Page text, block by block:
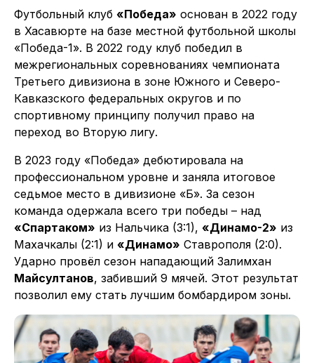
Футбольный клуб «Победа» основан в 2022 году
в Хасавюрте на базе местной футбольной школы
«Победа-1». В 2022 году клуб победил в
межрегиональных соревнованиях чемпионата
Третьего дивизиона в зоне Южного и Северо-
Кавказского федеральных округов и по
спортивному принципу получил право на
переход во Вторую лигу.
В 2023 году «Победа» дебютировала на
профессиональном уровне и заняла итоговое
седьмое место в дивизионе «Б». За сезон
команда одержала всего три победы – над
«Спартаком» из Нальчика (3:1), «Динамо-2» из
Махачкалы (2:1) и «Динамо» Ставрополя (2:0).
Ударно провёл сезон нападающий Залимхан
Майсултанов, забивший 9 мячей. Этот результат
позволил ему стать лучшим бомбардиром зоны.